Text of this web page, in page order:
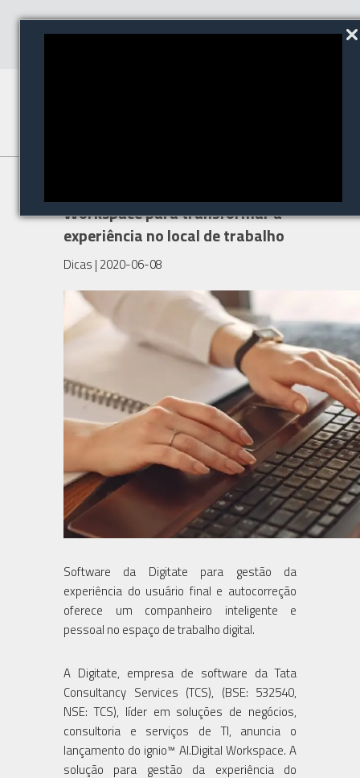
Workspace para transformar a
experiência no local de trabalho
Dicas | 2020-06-08
Software da Digitate para gestão da
experiência do usuário final e autocorreção
oferece um companheiro inteligente e
pessoal no espaço de trabalho digital.
A Digitate, empresa de software da Tata
Consultancy Services (TCS), (BSE: 532540,
NSE: TCS), líder em soluções de negócios,
consultoria e serviços de TI, anuncia o
lançamento do ignio™ AI.Digital Workspace. A
solução para gestão da experiência do